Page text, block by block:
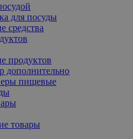
для посуды
средства
продуктов
дополнительно
пищевые
товары